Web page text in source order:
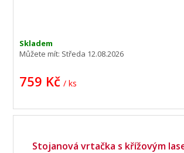
Skladem
Můžete mít: Středa 12.08.2026
759 Kč / ks
Stojanová vrtačka s křížovým